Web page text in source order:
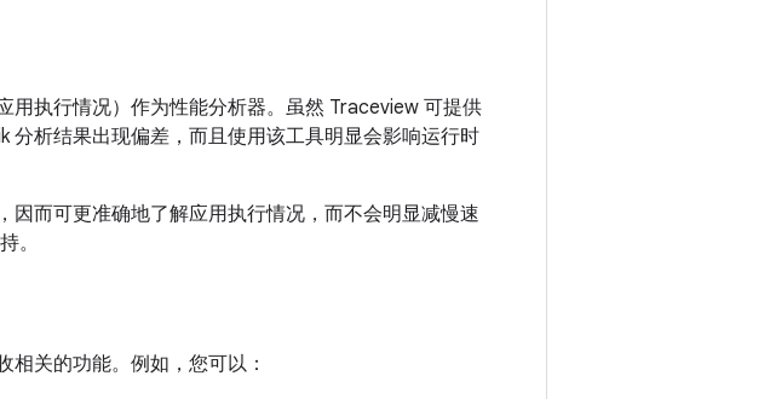
用执行情况）作为性能分析器。虽然 Traceview 可提供
分析结果出现偏差，而且使用该工具明显会影响运行时
因而可更准确地了解应用执行情况，而不会明显减慢速
。
相关的功能。例如，您可以：